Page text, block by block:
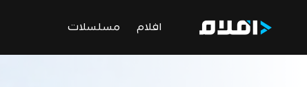
افلام مسلسلات